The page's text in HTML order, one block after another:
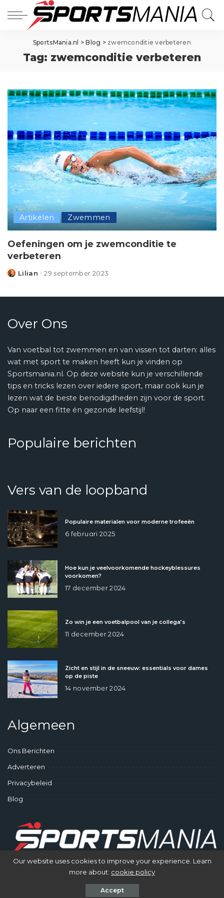
SportsMania.nl >Blog > zwemconditie verbeteren
Tag: zwemconditie verbeteren
Artikelen Zwemmen
Oefeningen om je zwemconditie te
verbeteren
Posted
Lilian 29 september 2023
Over Ons
Van voetbal tot zwemmen en van vissen tot darten: alles
wat met sport te maken heeft kun je vinden op
Sportsmania.nl. Op deze website kun je verschillende
tips en tricks lezen over iedere sport, maar ook kun je
lezen wat de beste benodigdheden zijn voor de sport.
Op naar een fitte én gezonde leefstijl!
Populaire berichten
Vers van de loopband
Populaire materialen voor moderne trofeeën
6 februari 2025
Hoe kun je veelvoorkomende hockeyblessures
voorkomen?
17 december 2024
Zo win je een voetbalpool van je collega’s
11 december 2024
Zicht en stijl in de sneeuw: essentials voor dames
op de piste
14 november 2024
Algemeen
Ons Berichten
Adverteren
Privacybeleid
Blog
© SportsMania - Gek op Sporten
Our website uses cookies to improve your experience. Learn
more about: cookie policy
Accept